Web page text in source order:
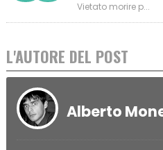
Vietato morire p...
L'AUTORE DEL POST
Alberto